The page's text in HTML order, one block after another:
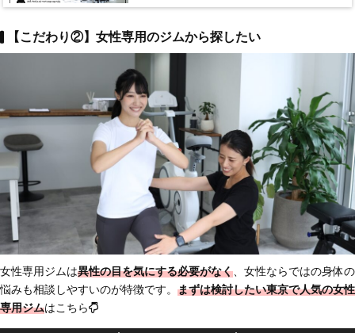
【こだわり②】女性専用のジムから探したい
女性専用ジムは異性の目を気にする必要がなく 、女性ならではの身体の
悩みも相談しやすいのが特徴です。 まずは検討したい東京で人気の女性
専用ジムはこちら